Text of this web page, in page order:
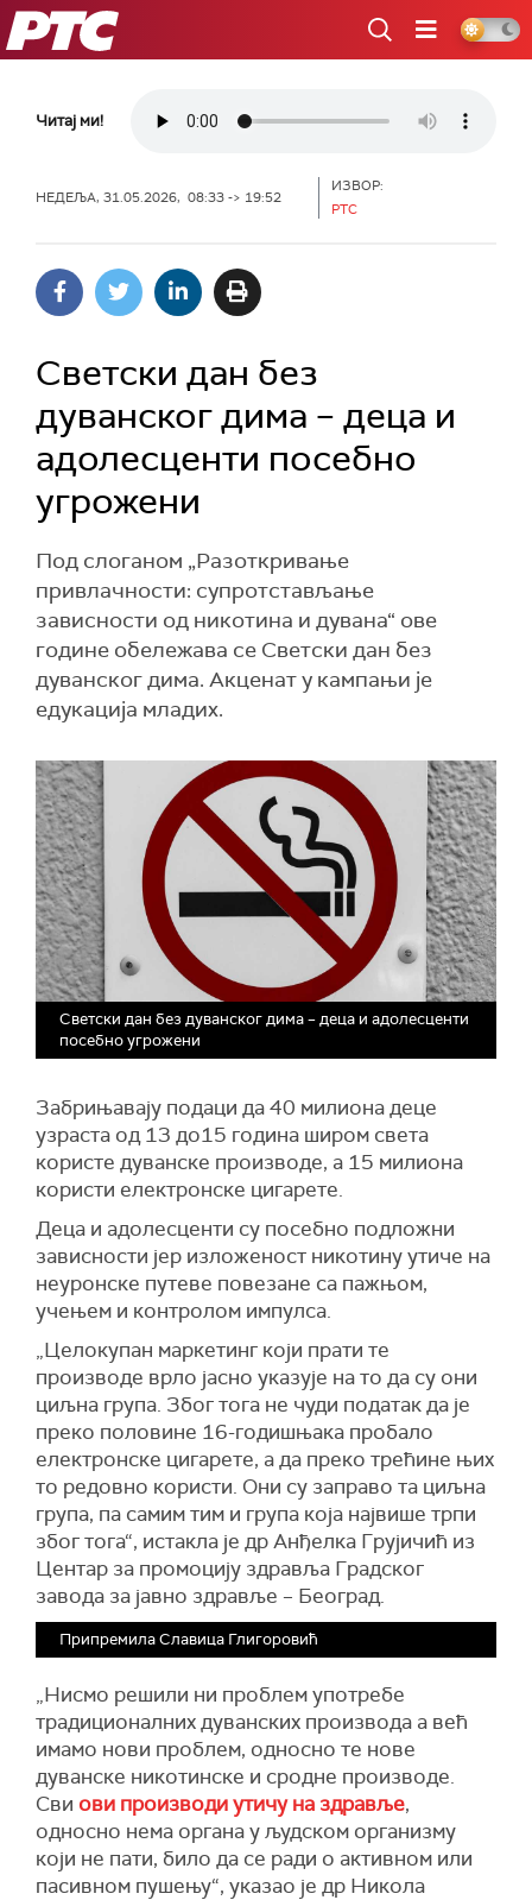
РТС
Читај ми!
НЕДЕЉА, 31.05.2026, 08:33 -> 19:52
ИЗВОР:
РТС
Светски дан без
дуванског дима – деца и
адолесценти посебно
угрожени
Под слоганом „Разоткривање
привлачности: супротстављање
зависности од никотина и дувана“ ове
године обележава се Светски дан без
дуванског дима. Акценат у кампањи је
едукација младих.
Светски дан без дуванског дима – деца и адолесценти
посебно угрожени
Забрињавају подаци да 40 милиона деце
узраста од 13 до15 година широм света
користе дуванске производе, а 15 милиона
користи електронске цигарете.
Деца и адолесценти су посебно подложни
зависности јер изложеност никотину утиче на
неуронске путеве повезане са пажњом,
учењем и контролом импулса.
„Целокупан маркетинг који прати те
производе врло јасно указује на то да су они
циљна група. Због тога не чуди податак да је
преко половине 16-годишњака пробало
електронске цигарете, а да преко трећине њих
то редовно користи. Они су заправо та циљна
група, па самим тим и група која највише трпи
због тога“, истакла је др Анђелка Грујичић из
Центар за промоцију здравља Градског
завода за јавно здравље – Београд.
Припремила Славица Глигоровић
„Нисмо решили ни проблем употребе
традиционалних дуванских производа а већ
имамо нови проблем, односно те нове
дуванске никотинске и сродне производе.
Сви ови производи утичу на здравље,
односно нема органа у људском организму
који не пати, било да се ради о активном или
пасивном пушењу“, указао је др Никола